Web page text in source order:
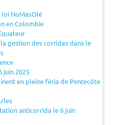
NoMasOlé
en Colombie
gestion des corridas dans le
juin 2025
en pleine féria de Pentecôte
anticorrida le 6 juin